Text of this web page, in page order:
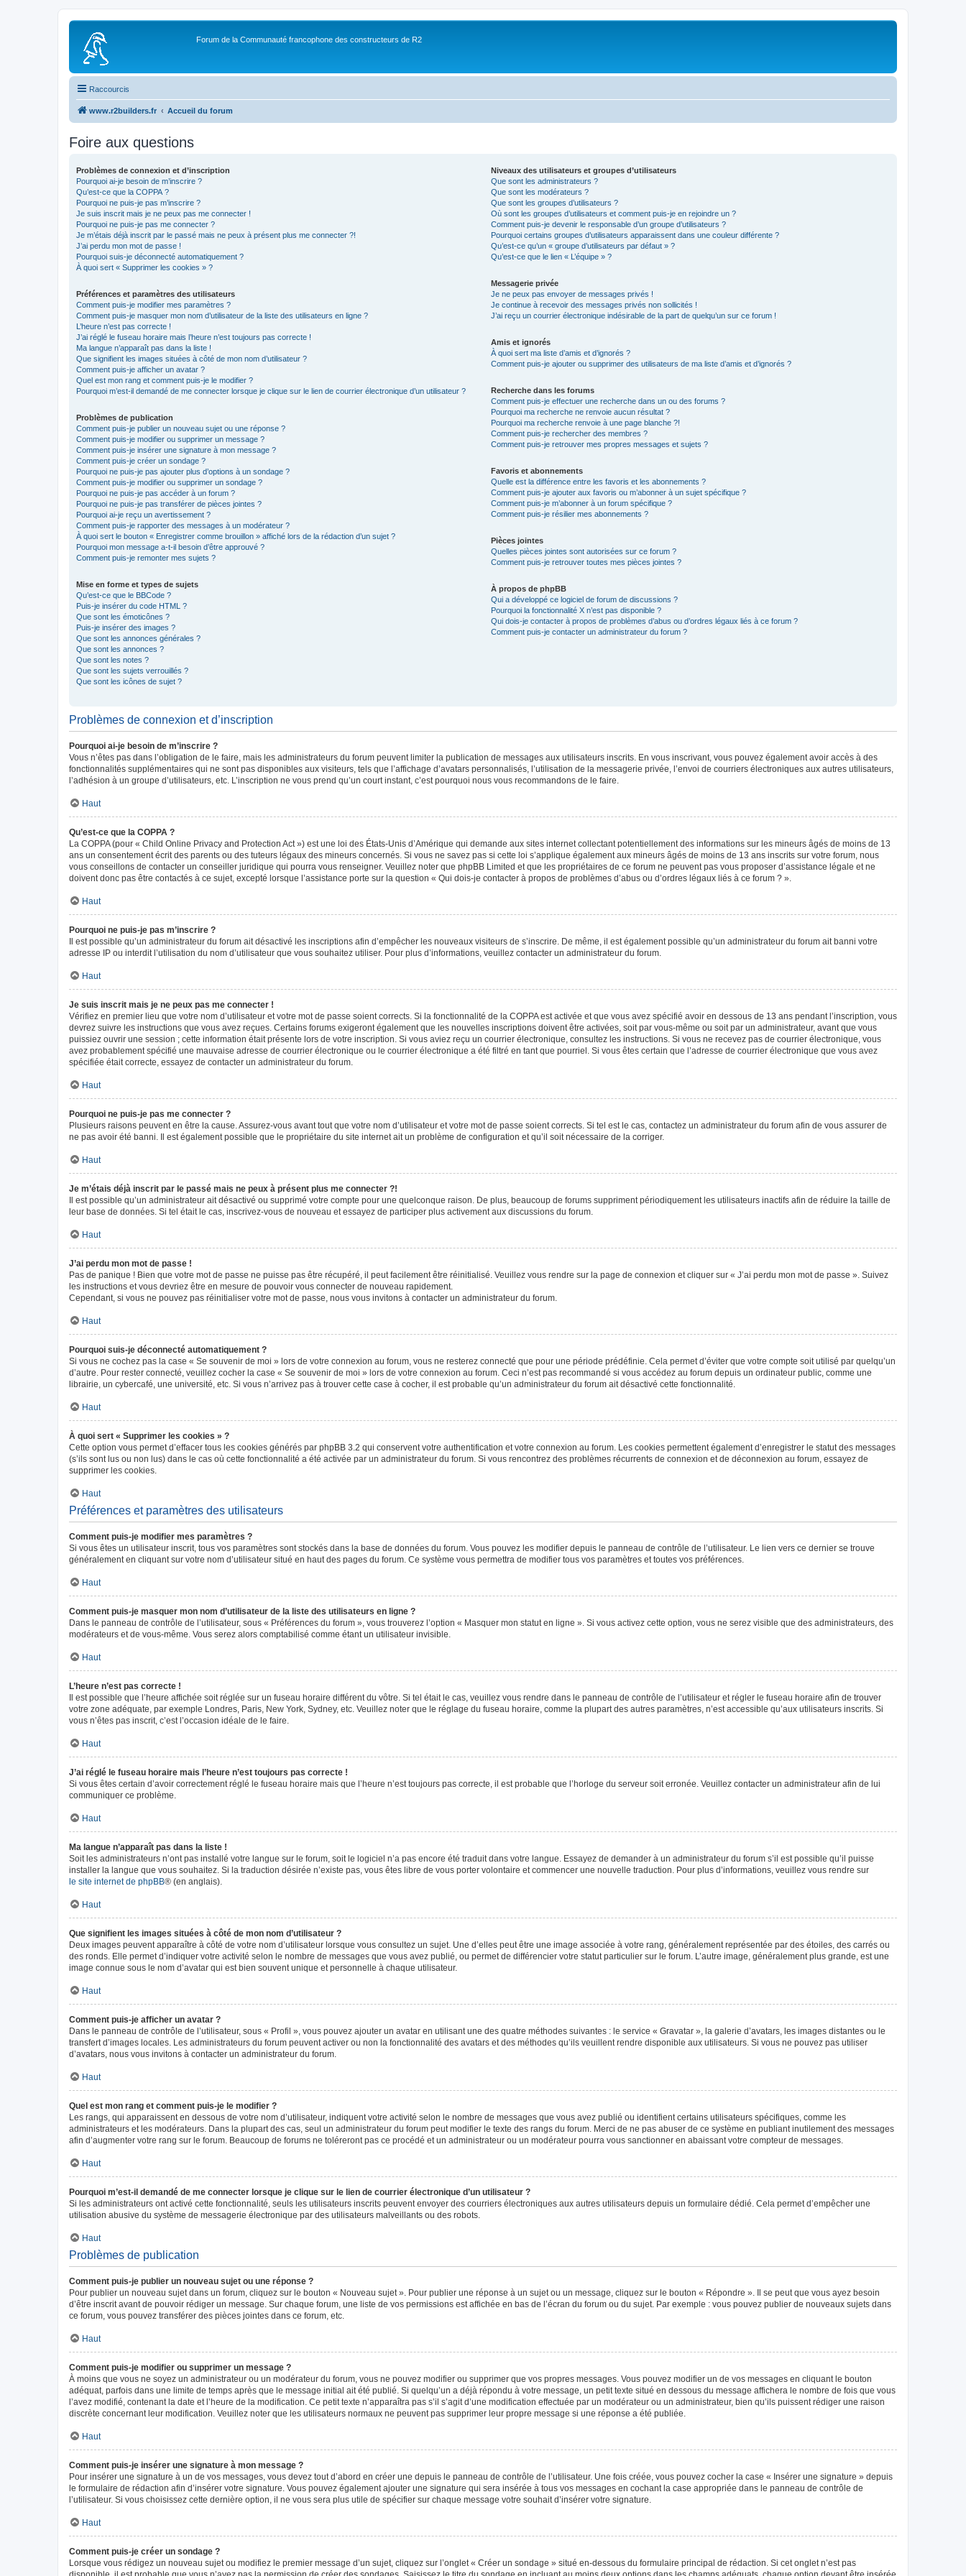
Forum de la Communauté francophone des constructeurs de R2
Raccourcis
www.r2builders.fr Accueil du forum
Foire aux questions
Problèmes de connexion et d’inscription
Pourquoi ai-je besoin de m’inscrire ?
Qu’est-ce que la COPPA ?
Pourquoi ne puis-je pas m’inscrire ?
Je suis inscrit mais je ne peux pas me connecter !
Pourquoi ne puis-je pas me connecter ?
Je m’étais déjà inscrit par le passé mais ne peux à présent plus me connecter ?!
J’ai perdu mon mot de passe !
Pourquoi suis-je déconnecté automatiquement ?
À quoi sert « Supprimer les cookies » ?
Préférences et paramètres des utilisateurs
Comment puis-je modifier mes paramètres ?
Comment puis-je masquer mon nom d’utilisateur de la liste des utilisateurs en ligne ?
L’heure n’est pas correcte !
J’ai réglé le fuseau horaire mais l’heure n’est toujours pas correcte !
Ma langue n’apparaît pas dans la liste !
Que signifient les images situées à côté de mon nom d’utilisateur ?
Comment puis-je afficher un avatar ?
Quel est mon rang et comment puis-je le modifier ?
Pourquoi m’est-il demandé de me connecter lorsque je clique sur le lien de courrier électronique d’un utilisateur ?
Problèmes de publication
Comment puis-je publier un nouveau sujet ou une réponse ?
Comment puis-je modifier ou supprimer un message ?
Comment puis-je insérer une signature à mon message ?
Comment puis-je créer un sondage ?
Pourquoi ne puis-je pas ajouter plus d’options à un sondage ?
Comment puis-je modifier ou supprimer un sondage ?
Pourquoi ne puis-je pas accéder à un forum ?
Pourquoi ne puis-je pas transférer de pièces jointes ?
Pourquoi ai-je reçu un avertissement ?
Comment puis-je rapporter des messages à un modérateur ?
À quoi sert le bouton « Enregistrer comme brouillon » affiché lors de la rédaction d’un sujet ?
Pourquoi mon message a-t-il besoin d’être approuvé ?
Comment puis-je remonter mes sujets ?
Mise en forme et types de sujets
Qu’est-ce que le BBCode ?
Puis-je insérer du code HTML ?
Que sont les émoticônes ?
Puis-je insérer des images ?
Que sont les annonces générales ?
Que sont les annonces ?
Que sont les notes ?
Que sont les sujets verrouillés ?
Que sont les icônes de sujet ?
Niveaux des utilisateurs et groupes d’utilisateurs
Que sont les administrateurs ?
Que sont les modérateurs ?
Que sont les groupes d’utilisateurs ?
Où sont les groupes d’utilisateurs et comment puis-je en rejoindre un ?
Comment puis-je devenir le responsable d’un groupe d’utilisateurs ?
Pourquoi certains groupes d’utilisateurs apparaissent dans une couleur différente ?
Qu’est-ce qu’un « groupe d’utilisateurs par défaut » ?
Qu’est-ce que le lien « L’équipe » ?
Messagerie privée
Je ne peux pas envoyer de messages privés !
Je continue à recevoir des messages privés non sollicités !
J’ai reçu un courrier électronique indésirable de la part de quelqu’un sur ce forum !
Amis et ignorés
À quoi sert ma liste d’amis et d’ignorés ?
Comment puis-je ajouter ou supprimer des utilisateurs de ma liste d’amis et d’ignorés ?
Recherche dans les forums
Comment puis-je effectuer une recherche dans un ou des forums ?
Pourquoi ma recherche ne renvoie aucun résultat ?
Pourquoi ma recherche renvoie à une page blanche ?!
Comment puis-je rechercher des membres ?
Comment puis-je retrouver mes propres messages et sujets ?
Favoris et abonnements
Quelle est la différence entre les favoris et les abonnements ?
Comment puis-je ajouter aux favoris ou m’abonner à un sujet spécifique ?
Comment puis-je m’abonner à un forum spécifique ?
Comment puis-je résilier mes abonnements ?
Pièces jointes
Quelles pièces jointes sont autorisées sur ce forum ?
Comment puis-je retrouver toutes mes pièces jointes ?
À propos de phpBB
Qui a développé ce logiciel de forum de discussions ?
Pourquoi la fonctionnalité X n’est pas disponible ?
Qui dois-je contacter à propos de problèmes d’abus ou d’ordres légaux liés à ce forum ?
Comment puis-je contacter un administrateur du forum ?
Problèmes de connexion et d’inscription
Pourquoi ai-je besoin de m’inscrire ?
Vous n’êtes pas dans l’obligation de le faire, mais les administrateurs du forum peuvent limiter la publication de messages aux utilisateurs inscrits. En vous inscrivant, vous pouvez également avoir accès à des
fonctionnalités supplémentaires qui ne sont pas disponibles aux visiteurs, tels que l’affichage d’avatars personnalisés, l’utilisation de la messagerie privée, l’envoi de courriers électroniques aux autres utilisateurs,
l’adhésion à un groupe d’utilisateurs, etc. L’inscription ne vous prend qu’un court instant, c’est pourquoi nous vous recommandons de le faire.
Haut
Qu’est-ce que la COPPA ?
La COPPA (pour « Child Online Privacy and Protection Act ») est une loi des États-Unis d’Amérique qui demande aux sites internet collectant potentiellement des informations sur les mineurs âgés de moins de 13
ans un consentement écrit des parents ou des tuteurs légaux des mineurs concernés. Si vous ne savez pas si cette loi s’applique également aux mineurs âgés de moins de 13 ans inscrits sur votre forum, nous
vous conseillons de contacter un conseiller juridique qui pourra vous renseigner. Veuillez noter que phpBB Limited et que les propriétaires de ce forum ne peuvent pas vous proposer d’assistance légale et ne
doivent donc pas être contactés à ce sujet, excepté lorsque l’assistance porte sur la question « Qui dois-je contacter à propos de problèmes d’abus ou d’ordres légaux liés à ce forum ? ».
Haut
Pourquoi ne puis-je pas m’inscrire ?
Il est possible qu’un administrateur du forum ait désactivé les inscriptions afin d’empêcher les nouveaux visiteurs de s’inscrire. De même, il est également possible qu’un administrateur du forum ait banni votre
adresse IP ou interdit l’utilisation du nom d’utilisateur que vous souhaitez utiliser. Pour plus d’informations, veuillez contacter un administrateur du forum.
Haut
Je suis inscrit mais je ne peux pas me connecter !
Vérifiez en premier lieu que votre nom d’utilisateur et votre mot de passe soient corrects. Si la fonctionnalité de la COPPA est activée et que vous avez spécifié avoir en dessous de 13 ans pendant l’inscription, vous
devrez suivre les instructions que vous avez reçues. Certains forums exigeront également que les nouvelles inscriptions doivent être activées, soit par vous-même ou soit par un administrateur, avant que vous
puissiez ouvrir une session ; cette information était présente lors de votre inscription. Si vous aviez reçu un courrier électronique, consultez les instructions. Si vous ne recevez pas de courrier électronique, vous
avez probablement spécifié une mauvaise adresse de courrier électronique ou le courrier électronique a été filtré en tant que pourriel. Si vous êtes certain que l’adresse de courrier électronique que vous avez
spécifiée était correcte, essayez de contacter un administrateur du forum.
Haut
Pourquoi ne puis-je pas me connecter ?
Plusieurs raisons peuvent en être la cause. Assurez-vous avant tout que votre nom d’utilisateur et votre mot de passe soient corrects. Si tel est le cas, contactez un administrateur du forum afin de vous assurer de
ne pas avoir été banni. Il est également possible que le propriétaire du site internet ait un problème de configuration et qu’il soit nécessaire de la corriger.
Haut
Je m’étais déjà inscrit par le passé mais ne peux à présent plus me connecter ?!
Il est possible qu’un administrateur ait désactivé ou supprimé votre compte pour une quelconque raison. De plus, beaucoup de forums suppriment périodiquement les utilisateurs inactifs afin de réduire la taille de
leur base de données. Si tel était le cas, inscrivez-vous de nouveau et essayez de participer plus activement aux discussions du forum.
Haut
J’ai perdu mon mot de passe !
Pas de panique ! Bien que votre mot de passe ne puisse pas être récupéré, il peut facilement être réinitialisé. Veuillez vous rendre sur la page de connexion et cliquer sur « J’ai perdu mon mot de passe ». Suivez
les instructions et vous devriez être en mesure de pouvoir vous connecter de nouveau rapidement.
Cependant, si vous ne pouvez pas réinitialiser votre mot de passe, nous vous invitons à contacter un administrateur du forum.
Haut
Pourquoi suis-je déconnecté automatiquement ?
Si vous ne cochez pas la case « Se souvenir de moi » lors de votre connexion au forum, vous ne resterez connecté que pour une période prédéfinie. Cela permet d’éviter que votre compte soit utilisé par quelqu’un
d’autre. Pour rester connecté, veuillez cocher la case « Se souvenir de moi » lors de votre connexion au forum. Ceci n’est pas recommandé si vous accédez au forum depuis un ordinateur public, comme une
librairie, un cybercafé, une université, etc. Si vous n’arrivez pas à trouver cette case à cocher, il est probable qu’un administrateur du forum ait désactivé cette fonctionnalité.
Haut
À quoi sert « Supprimer les cookies » ?
Cette option vous permet d’effacer tous les cookies générés par phpBB 3.2 qui conservent votre authentification et votre connexion au forum. Les cookies permettent également d’enregistrer le statut des messages
(s’ils sont lus ou non lus) dans le cas où cette fonctionnalité a été activée par un administrateur du forum. Si vous rencontrez des problèmes récurrents de connexion et de déconnexion au forum, essayez de
supprimer les cookies.
Haut
Préférences et paramètres des utilisateurs
Comment puis-je modifier mes paramètres ?
Si vous êtes un utilisateur inscrit, tous vos paramètres sont stockés dans la base de données du forum. Vous pouvez les modifier depuis le panneau de contrôle de l’utilisateur. Le lien vers ce dernier se trouve
généralement en cliquant sur votre nom d’utilisateur situé en haut des pages du forum. Ce système vous permettra de modifier tous vos paramètres et toutes vos préférences.
Haut
Comment puis-je masquer mon nom d’utilisateur de la liste des utilisateurs en ligne ?
Dans le panneau de contrôle de l’utilisateur, sous « Préférences du forum », vous trouverez l’option « Masquer mon statut en ligne ». Si vous activez cette option, vous ne serez visible que des administrateurs, des
modérateurs et de vous-même. Vous serez alors comptabilisé comme étant un utilisateur invisible.
Haut
L’heure n’est pas correcte !
Il est possible que l’heure affichée soit réglée sur un fuseau horaire différent du vôtre. Si tel était le cas, veuillez vous rendre dans le panneau de contrôle de l’utilisateur et régler le fuseau horaire afin de trouver
votre zone adéquate, par exemple Londres, Paris, New York, Sydney, etc. Veuillez noter que le réglage du fuseau horaire, comme la plupart des autres paramètres, n’est accessible qu’aux utilisateurs inscrits. Si
vous n’êtes pas inscrit, c’est l’occasion idéale de le faire.
Haut
J’ai réglé le fuseau horaire mais l’heure n’est toujours pas correcte !
Si vous êtes certain d’avoir correctement réglé le fuseau horaire mais que l’heure n’est toujours pas correcte, il est probable que l’horloge du serveur soit erronée. Veuillez contacter un administrateur afin de lui
communiquer ce problème.
Haut
Ma langue n’apparaît pas dans la liste !
Soit les administrateurs n’ont pas installé votre langue sur le forum, soit le logiciel n’a pas encore été traduit dans votre langue. Essayez de demander à un administrateur du forum s’il est possible qu’il puisse
installer la langue que vous souhaitez. Si la traduction désirée n’existe pas, vous êtes libre de vous porter volontaire et commencer une nouvelle traduction. Pour plus d’informations, veuillez vous rendre sur
le site internet de phpBB® (en anglais).
Haut
Que signifient les images situées à côté de mon nom d’utilisateur ?
Deux images peuvent apparaître à côté de votre nom d’utilisateur lorsque vous consultez un sujet. Une d’elles peut être une image associée à votre rang, généralement représentée par des étoiles, des carrés ou
des ronds. Elle permet d’indiquer votre activité selon le nombre de messages que vous avez publié, ou permet de différencier votre statut particulier sur le forum. L’autre image, généralement plus grande, est une
image connue sous le nom d’avatar qui est bien souvent unique et personnelle à chaque utilisateur.
Haut
Comment puis-je afficher un avatar ?
Dans le panneau de contrôle de l’utilisateur, sous « Profil », vous pouvez ajouter un avatar en utilisant une des quatre méthodes suivantes : le service « Gravatar », la galerie d’avatars, les images distantes ou le
transfert d’images locales. Les administrateurs du forum peuvent activer ou non la fonctionnalité des avatars et des méthodes qu’ils veuillent rendre disponible aux utilisateurs. Si vous ne pouvez pas utiliser
d’avatars, nous vous invitons à contacter un administrateur du forum.
Haut
Quel est mon rang et comment puis-je le modifier ?
Les rangs, qui apparaissent en dessous de votre nom d’utilisateur, indiquent votre activité selon le nombre de messages que vous avez publié ou identifient certains utilisateurs spécifiques, comme les
administrateurs et les modérateurs. Dans la plupart des cas, seul un administrateur du forum peut modifier le texte des rangs du forum. Merci de ne pas abuser de ce système en publiant inutilement des messages
afin d’augmenter votre rang sur le forum. Beaucoup de forums ne toléreront pas ce procédé et un administrateur ou un modérateur pourra vous sanctionner en abaissant votre compteur de messages.
Haut
Pourquoi m’est-il demandé de me connecter lorsque je clique sur le lien de courrier électronique d’un utilisateur ?
Si les administrateurs ont activé cette fonctionnalité, seuls les utilisateurs inscrits peuvent envoyer des courriers électroniques aux autres utilisateurs depuis un formulaire dédié. Cela permet d’empêcher une
utilisation abusive du système de messagerie électronique par des utilisateurs malveillants ou des robots.
Haut
Problèmes de publication
Comment puis-je publier un nouveau sujet ou une réponse ?
Pour publier un nouveau sujet dans un forum, cliquez sur le bouton « Nouveau sujet ». Pour publier une réponse à un sujet ou un message, cliquez sur le bouton « Répondre ». Il se peut que vous ayez besoin
d’être inscrit avant de pouvoir rédiger un message. Sur chaque forum, une liste de vos permissions est affichée en bas de l’écran du forum ou du sujet. Par exemple : vous pouvez publier de nouveaux sujets dans
ce forum, vous pouvez transférer des pièces jointes dans ce forum, etc.
Haut
Comment puis-je modifier ou supprimer un message ?
À moins que vous ne soyez un administrateur ou un modérateur du forum, vous ne pouvez modifier ou supprimer que vos propres messages. Vous pouvez modifier un de vos messages en cliquant le bouton
adéquat, parfois dans une limite de temps après que le message initial ait été publié. Si quelqu’un a déjà répondu à votre message, un petit texte situé en dessous du message affichera le nombre de fois que vous
l’avez modifié, contenant la date et l’heure de la modification. Ce petit texte n’apparaîtra pas s’il s’agit d’une modification effectuée par un modérateur ou un administrateur, bien qu’ils puissent rédiger une raison
discrète concernant leur modification. Veuillez noter que les utilisateurs normaux ne peuvent pas supprimer leur propre message si une réponse a été publiée.
Haut
Comment puis-je insérer une signature à mon message ?
Pour insérer une signature à un de vos messages, vous devez tout d’abord en créer une depuis le panneau de contrôle de l’utilisateur. Une fois créée, vous pouvez cocher la case « Insérer une signature » depuis
le formulaire de rédaction afin d’insérer votre signature. Vous pouvez également ajouter une signature qui sera insérée à tous vos messages en cochant la case appropriée dans le panneau de contrôle de
l’utilisateur. Si vous choisissez cette dernière option, il ne vous sera plus utile de spécifier sur chaque message votre souhait d’insérer votre signature.
Haut
Comment puis-je créer un sondage ?
Lorsque vous rédigez un nouveau sujet ou modifiez le premier message d’un sujet, cliquez sur l’onglet « Créer un sondage » situé en-dessous du formulaire principal de rédaction. Si cet onglet n’est pas